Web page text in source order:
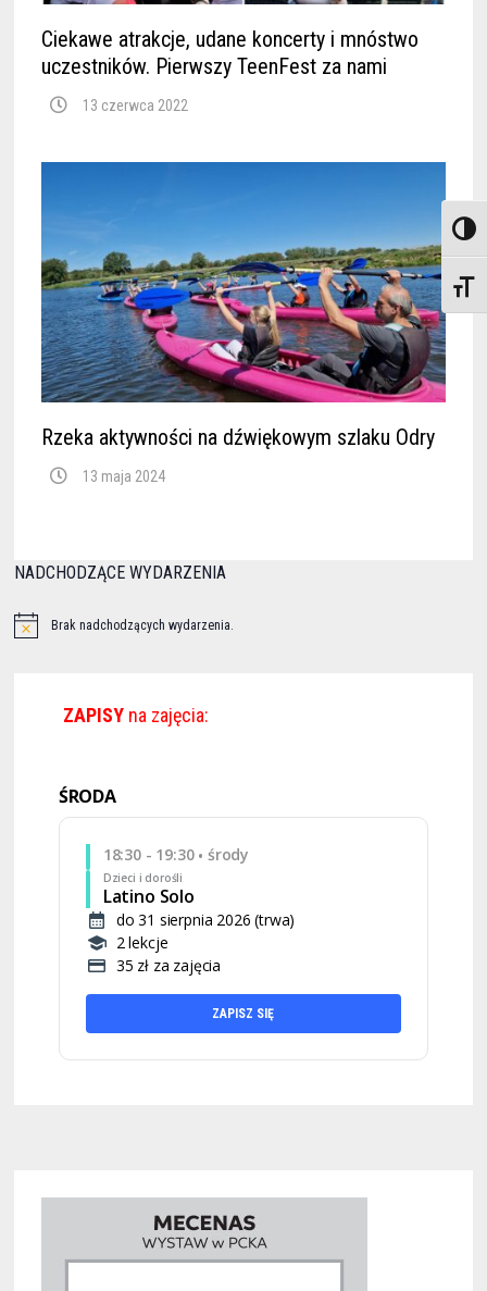
Ciekawe atrakcje, udane koncerty i mnóstwo
uczestników. Pierwszy TeenFest za nami
13 czerwca 2022
Rzeka aktywności na dźwiękowym szlaku Odry
13 maja 2024
NADCHODZĄCE WYDARZENIA
Brak nadchodzących wydarzenia.
ZAPISYna zajęcia:
ŚRODA
18:30 - 19:30• środy
Dzieci i dorośli
Latino Solo
do 31 sierpnia 2026 (trwa)
2 lekcje
35 zł za zajęcia
ZAPISZ SIĘ